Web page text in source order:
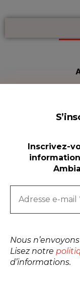
Durée : 4H00.
240 € HT /
Inscrivez-
Nous
Lisez notre
d’informations.